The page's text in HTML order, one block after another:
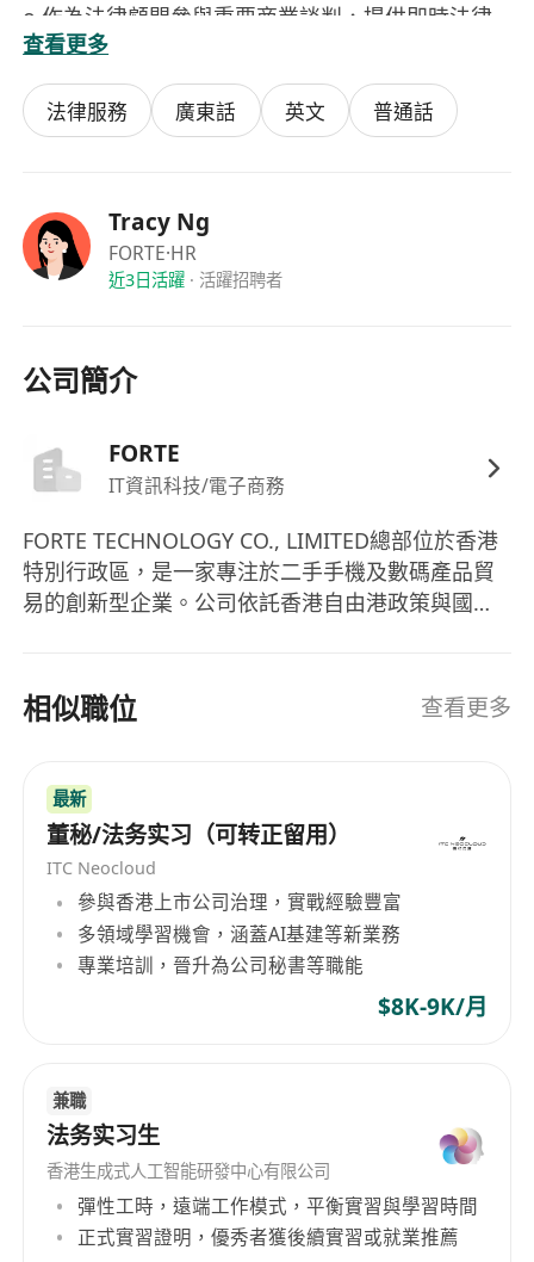
o 作為法律顧問參與重要商業談判，提供即時法律
意見，協助達成商業目標的同時管控法律風險。
4. 人力資源法律合規與糾紛處理
o 為人力資源部門提供全方位法律支援，審核入
o 主導處理已發生的勞資糾紛、仲裁或訴訟案件，
制定應對策略，協調內部資源，維護公司利益。。
5. 公司資產與知識產權保障
相關政策與協議。
取必要法律行動。
6. 內部諮詢、培訓與管理層支援
用的法律意見與問題解決方案。
o 規劃並組織面向員工的法律合規培訓，提升全員
風險意識。
任職要求
企業法務經驗優先。
o進出口貿易和電子產品行業經驗優先
o 熟悉香港《公司條例》、《僱傭條例》、《進出
口條例》及相關商業法規。
o 最少3年香港企業法務或律師行相關經驗，有貿
易、電子產品或科技行業經驗更佳。
解決方案。
o 良好溝通技巧，能夠與內部各部門協作。
o 主動、負責任，能適應節奏較快的工作環境。
查看更多
法律服務 廣東話 英文 普通話
Tracy Ng
FORTE·HR
近3日活躍· 活躍招聘者
公司簡介
FORTE
IT資訊科技/電子商務
FORTE TECHNOLOGY CO., LIMITED總部位於香港
特別行政區，是一家專注於二手手機及數碼產品貿
易的創新型企業。公司依託香港自由港政策與國際
智慧設備，同時為合作夥伴打造高效、透明的跨境
貿易平臺。 公司秉持“誠信為本，品質為先”的核心
動二手手機迴圈利用，助力環保事業，同時為客戶
創造經濟價值。我們以透明化的價格體系、穩定的
貨源供應和高效的服務回應贏得市場信賴。 面向未
來，FORTE TECHNOLOGY CO., LIMITED將持續優
化供應鏈與服務體系，拓展海外市場，探索二手手
機回收與再製造技術的創新應用，致力於成為全球
領先的二手手機貿易綜合服務商。
相似職位 查看更多
最新
董秘/法务实习（可转正留用）
ITC Neocloud
參與香港上市公司治理，實戰經驗豐富
多領域學習機會，涵蓋AI基建等新業務
專業培訓，晉升為公司秘書等職能
$8K-9K/月
兼職
法务实习生
香港生成式人工智能研發中心有限公司
彈性工時，遠端工作模式，平衡實習與學習時間
正式實習證明，優秀者獲後續實習或就業推薦